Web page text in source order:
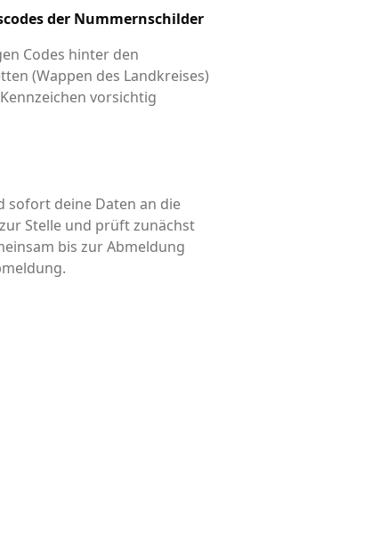
der Nummernschilder
Codes hinter den
(Wappen des Landkreises)
vorsichtig
sofort deine Daten an die
Stelle und prüft zunächst
bis zur Abmeldung